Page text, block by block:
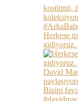
Herkese
gidiyoruz.